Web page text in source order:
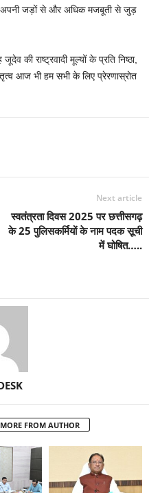
अपनी जड़ों से और अधिक मजबूती से जुड़
की राष्ट्रवादी मूल्यों के प्रति निष्ठा,
आज भी हम सभी के लिए प्रेरणास्रोत
Next article
स्वतंत्रता दिवस 2025 पर छत्तीसगढ़
के 25 पुलिसकर्मियों के नाम पदक सूची
में घोषित…..
MORE FROM AUTHOR